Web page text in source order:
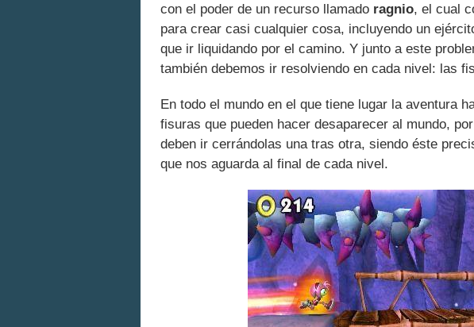
con el poder de un recurso llamado ragnio, el cual
para crear casi cualquier cosa, incluyendo un
que ir liquidando por el camino. Y junto a este
también debemos ir resolviendo en cada nivel: las
En todo el mundo en el que tiene lugar la aventura
fisuras que pueden hacer desaparecer al mundo,
deben ir cerrándolas una tras otra, siendo éste
que nos aguarda al final de cada nivel.